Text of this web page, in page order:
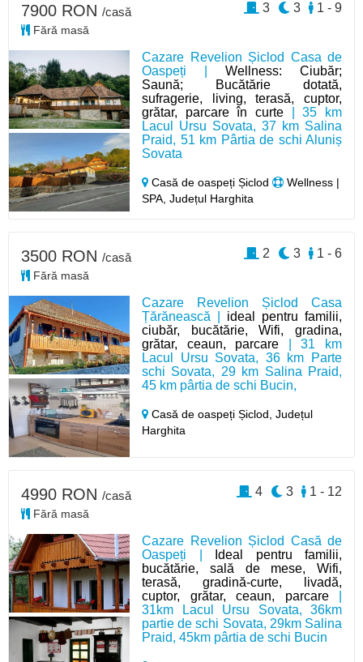
Cazare Revelion Șiclod Casa de
Oaspeți |Wellness: Ciubăr;
Saună; Bucătărie dotată,
sufragerie, living, terasă, cuptor,
grătar, parcare în curte | 35 km
Lacul Ursu Sovata, 37 km Salina
Praid, 51 km Pârtia de schi Aluniș
Sovata
Casă de oaspeți Șiclod
Wellness |
SPA, Județul Harghita
7900 RON /casă
Fără masă
1 - 9
3
3
Cazare Revelion Șiclod Casa
Țărănească | ideal pentru familii,
ciubăr, bucătărie, Wifi, gradina,
grătar, ceaun, parcare | 31 km
Lacul Ursu Sovata, 36 km Parte
schi Sovata, 29 km Salina Praid,
45 km pârtia de schi Bucin,
Casă de oaspeți Șiclod,Județul
Harghita
3500 RON /casă
Fără masă
1 - 6
3
2
Cazare Revelion Șiclod Casă de
Oaspeți |
Ideal pentru familii,
bucătărie, sală de mese, Wifi,
terasă, gradină-curte, livadă,
cuptor, grătar, ceaun, parcare|
31km Lacul Ursu Sovata, 36km
partie de schi Sovata, 29km Salina
Praid, 45km pârtia de schi Bucin
4990 RON /casă
Fără masă
1 - 12
3
4